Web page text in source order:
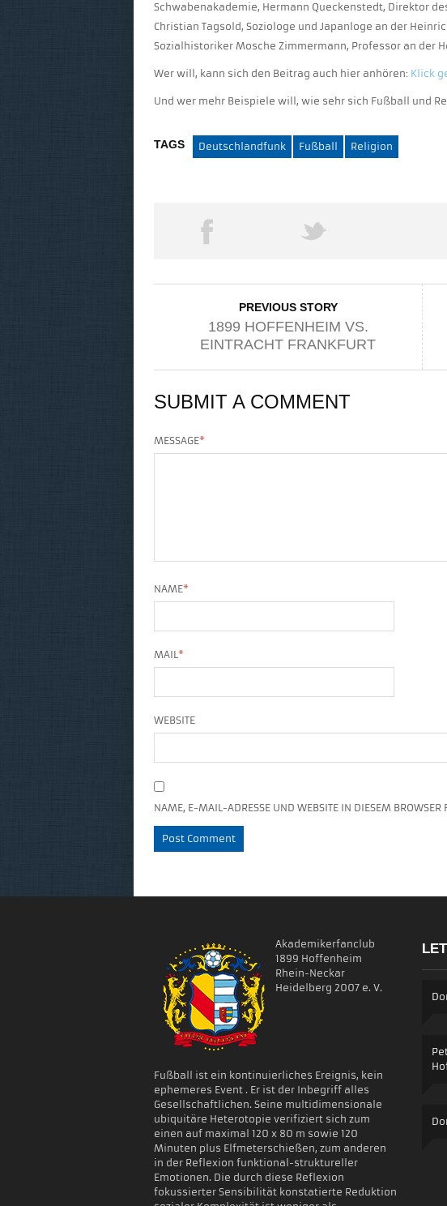
Schwabenakademie, Hermann Queckenstedt, Direktor
Christian Tagsold, Soziologe und Japanloge an der
Sozialhistoriker Mosche Zimmermann, Professor an der
Wer will, kann sich den Beitrag auch hier anhören: Klick
Und wer mehr Beispiele will, wie sehr sich Fußball und
TAGS Deutschlandfunk Fußball Religion
PREVIOUS STORY
1899 HOFFENHEIM VS.
EINTRACHT FRANKFURT
SUBMIT A COMMENT
MESSAGE*
NAME*
MAIL*
WEBSITE
NAME, E-MAIL-ADRESSE UND WEBSITE IN DIESEM BROWSER
Akademikerfanclub
1899 Hoffenheim
Rhein-Neckar
Heidelberg 2007 e. V.
Fußball ist ein kontinuierliches Ereignis, kein
ephemeres Event . Er ist der Inbegriff alles
Gesellschaftlichen. Seine multidimensionale
ubiquitäre Heterotopie verifiziert sich zum
einen auf maximal 120 x 80 m sowie 120
Minuten plus Elfmeterschießen, zum anderen
in der Reflexion funktional-struktureller
Emotionen. Die durch diese Reflexion
fokussierter Sensibilität konstatierte Reduktion